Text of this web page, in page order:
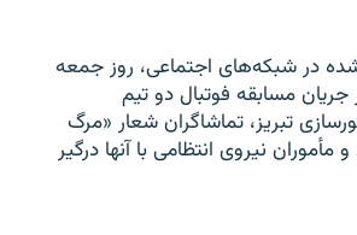
در شبکه‌های اجتماعی، روز جمعه
جریان مسابقه فوتبال دو تیم
تبریز، تماشاگران شعار «مرگ
مأموران نیروی انتظامی با آنها درگیر